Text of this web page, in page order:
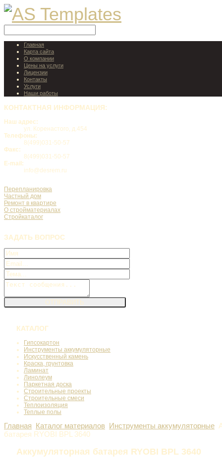
Главная
Карта сайта
О компании
Цены на услуги
Лицензии
Контакты
Услуги
Наши работы
КОНТАКТНАЯ ИНФОРМАЦИЯ:
Наш адрес:
ул. Коренастого, д.454
Телефоны:
8(499)031-50-57
Факс:
8(499)031-50-57
E-mail:
info@desrem.ru
Перепланировка
Частный дом
Ремонт в квартире
О стройматериалах
Стройкаталог
ЗАДАТЬ ВОПРОС
КАТАЛОГ
Гипсокартон
Инструменты аккумуляторные
Искусственный камень
Краска, грунтовка
Ламинат
Линолеум
Паркетная доска
Строительные проекты
Строительные смеси
Теплоизоляция
Теплые полы
Главная Каталог материалов Инструменты аккумуляторные
батарея RYOBI BPL 3640
Аккумуляторная батарея RYOBI BPL 3640